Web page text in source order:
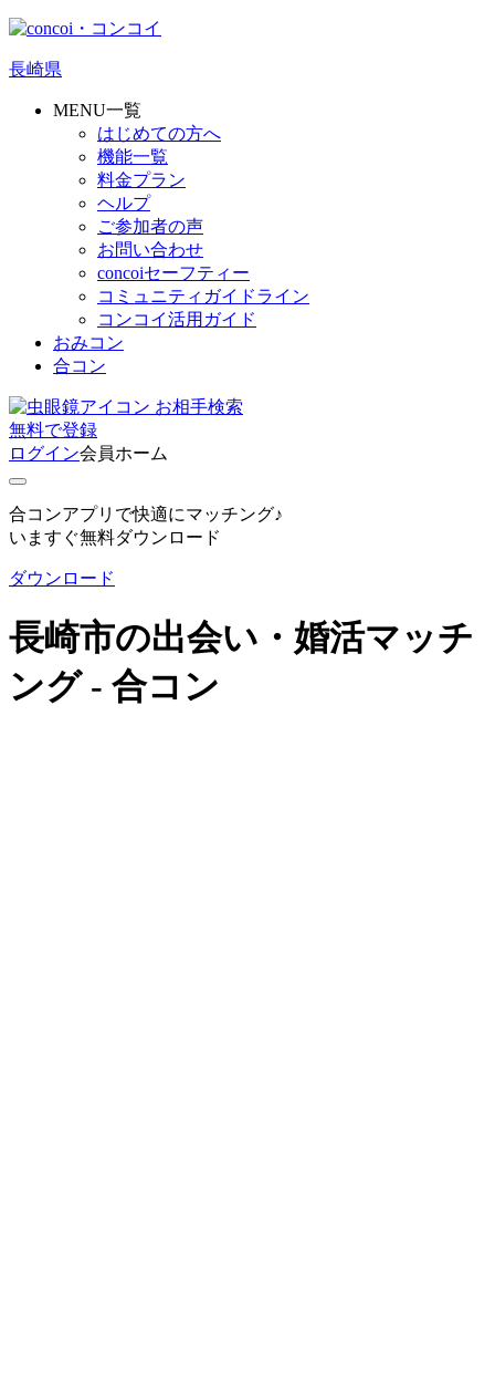
長崎県
MENU一覧
はじめての方へ
機能一覧
料金プラン
ヘルプ
ご参加者の声
お問い合わせ
concoiセーフティー
コミュニティガイドライン
コンコイ活用ガイド
おみコン
合コン
お相手検索
無料で登録
ログイン会員ホーム
合コンアプリで快適にマッチング♪
いますぐ無料ダウンロード
ダウンロード
長崎市の出会い・婚活マッチ
ング - 合コン